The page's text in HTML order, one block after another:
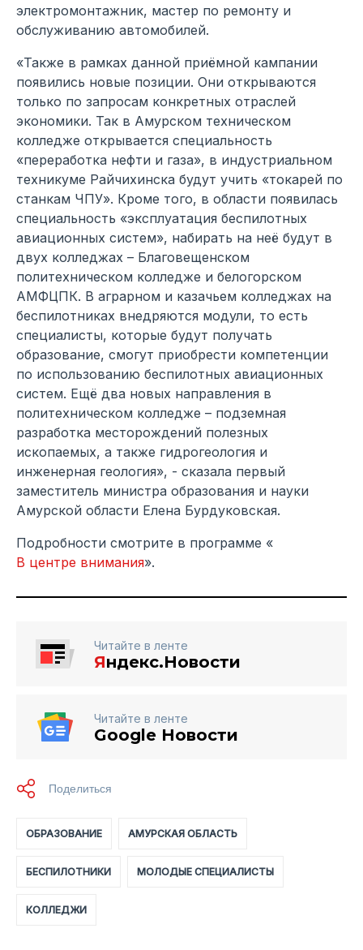
электромонтажник, мастер по ремонту и
обслуживанию автомобилей.
«Также в рамках данной приёмной кампании
появились новые позиции. Они открываются
только по запросам конкретных отраслей
экономики. Так в Амурском техническом
колледже открывается специальность
«переработка нефти и газа», в индустриальном
техникуме Райчихинска будут учить «токарей по
станкам ЧПУ». Кроме того, в области появилась
специальность «эксплуатация беспилотных
авиационных систем», набирать на неё будут в
двух колледжах – Благовещенском
политехническом колледже и белогорском
АМФЦПК. В аграрном и казачьем колледжах на
беспилотниках внедряются модули, то есть
специалисты, которые будут получать
образование, смогут приобрести компетенции
по использованию беспилотных авиационных
систем. Ещё два новых направления в
политехническом колледже – подземная
разработка месторождений полезных
ископаемых, а также гидрогеология и
инженерная геология», - сказала первый
заместитель министра образования и науки
Амурской области Елена Бурдуковская.
Подробности смотрите в программе «
В центре внимания».
Читайте в ленте
Яндекс.Новости
Читайте в ленте
Google Новости
ОБРАЗОВАНИЕ АМУРСКАЯ ОБЛАСТЬ
БЕСПИЛОТНИКИ МОЛОДЫЕ СПЕЦИАЛИСТЫ
КОЛЛЕДЖИ